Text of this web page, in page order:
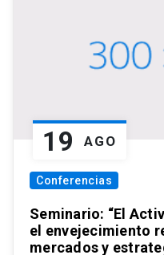
19 AGO
Conferencias
Seminario: “El
el envejecimiento
mercados y